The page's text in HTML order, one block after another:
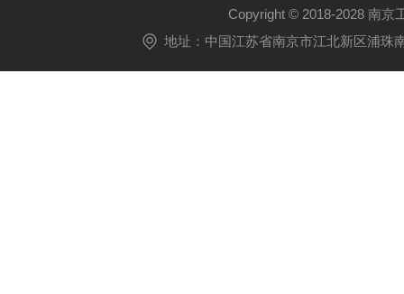
Copyright © 2018-2028 南京
地址：中国江苏省南京市江北新区浦珠